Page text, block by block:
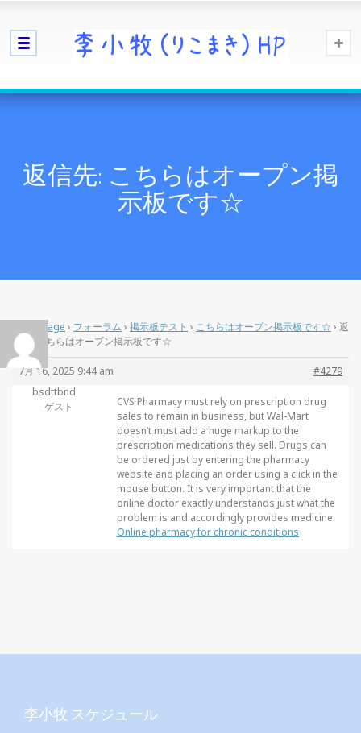
返信先: こちらはオープン掲
示板です☆
Home Page › フォーラム › 掲示板テスト › こちらはオープン掲示板です☆ › 返
信先: こちらはオープン掲示板です☆
7月 16, 2025 9:44 am
#4279
bsdttbnd
ゲスト
CVS Pharmacy must rely on prescription drug
sales to remain in business, but Wal-Mart
doesn’t must add a huge markup to the
prescription medications they sell. Drugs can
be ordered just by entering the pharmacy
website and placing an order using a click in the
mouse button. It is very important that the
online doctor exactly understands just what the
problem is and accordingly provides medicine.
Online pharmacy for chronic conditions
李小牧 スケジュール